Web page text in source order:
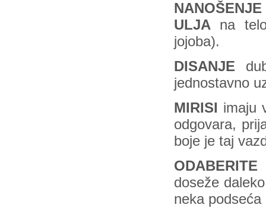
ULJA na
jojoba).
DISANJE
jednostavno
MIRISI imaju
odgovara,
boje je taj
doseže
neka podseća